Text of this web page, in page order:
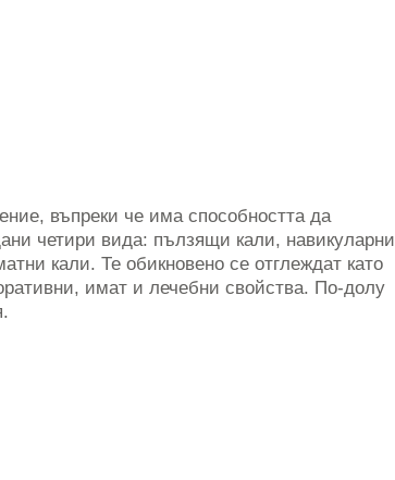
въпреки че има способността да
четири вида: пълзящи кали, навикуларни
кали. Те обикновено се отглеждат като
имат и лечебни свойства. По-долу